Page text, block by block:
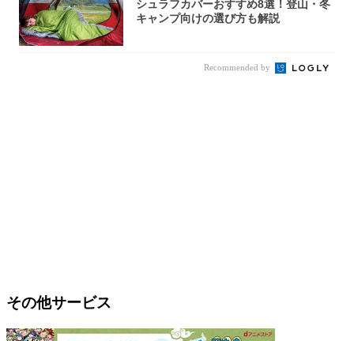
シュラフカバーおすすめ8選！登山・冬
キャンプ向けの選び方も解説
Recommended by
その他サービス